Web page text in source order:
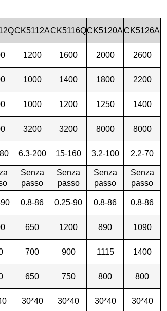
CK5112ACK5116QCK5120ACK5126A
1200 1600 2000 2600
1000 1400 1800 2200
1000 1200 1250 1400
3200 3200 8000 8000
6.3-200 15-160 3.2-100 2.2-70
Senza
passo
Senza
passo
Senza
passo
Senza
passo
0.8-86 0.25-90 0.8-86 0.8-86
650 1200 890 1090
700 900 1115 1400
650 750 800 800
30*40 30*40 30*40 30*40